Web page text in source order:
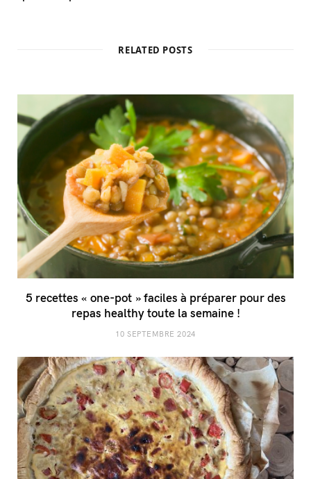
RELATED POSTS
5 recettes « one-pot » faciles à préparer pour des
repas healthy toute la semaine !
10 SEPTEMBRE 2024